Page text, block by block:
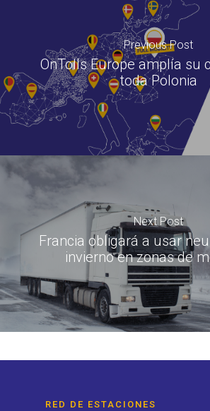
Previous Post
OnTolls Europe amplía su
toda Polonia
Next Post
Francia obligará a usar
invierno en zonas de
RED DE ESTACIONES